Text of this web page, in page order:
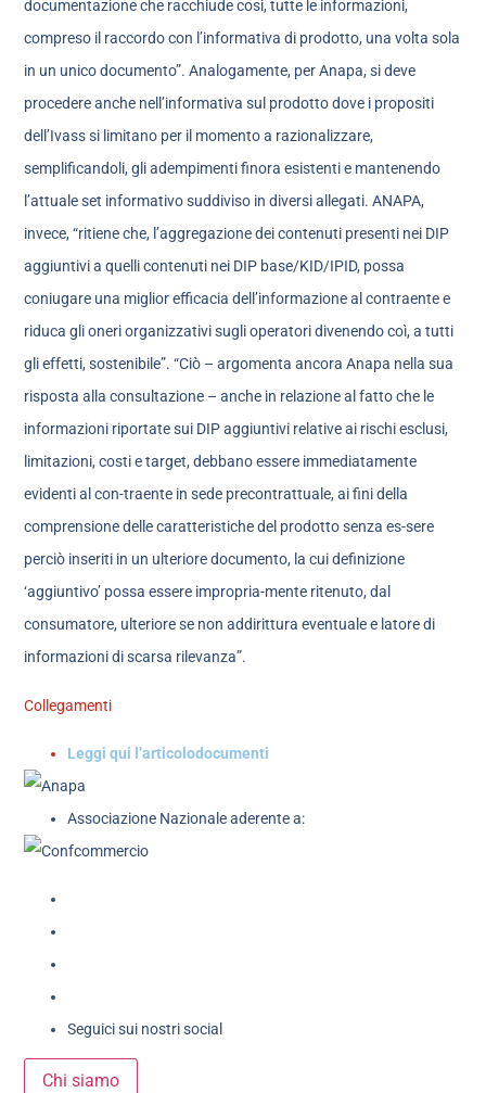
documentazione che racchiude così, tutte le informazioni,
compreso il raccordo con l’informativa di prodotto, una volta sola
in un unico documento”. Analogamente, per Anapa, si deve
procedere anche nell’informativa sul prodotto dove i propositi
dell’Ivass si limitano per il momento a razionalizzare,
semplificandoli, gli adempimenti finora esistenti e mantenendo
l’attuale set informativo suddiviso in diversi allegati. ANAPA,
invece, “ritiene che, l’aggregazione dei contenuti presenti nei DIP
aggiuntivi a quelli contenuti nei DIP base/KID/IPID, possa
coniugare una miglior efficacia dell’informazione al contraente e
riduca gli oneri organizzativi sugli operatori divenendo coì, a tutti
gli effetti, sostenibile”. “Ciò – argomenta ancora Anapa nella sua
risposta alla consultazione – anche in relazione al fatto che le
informazioni riportate sui DIP aggiuntivi relative ai rischi esclusi,
limitazioni, costi e target, debbano essere immediatamente
evidenti al con-traente in sede precontrattuale, ai fini della
comprensione delle caratteristiche del prodotto senza es-sere
perciò inseriti in un ulteriore documento, la cui definizione
‘aggiuntivo’ possa essere impropria-mente ritenuto, dal
consumatore, ulteriore se non addirittura eventuale e latore di
informazioni di scarsa rilevanza”.
Collegamenti
Leggi qui l’articolodocumenti
Associazione Nazionale aderente a:
Seguici sui nostri social
Chi siamo